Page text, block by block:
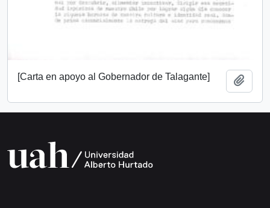
[Carta en apoyo al Gobernador de Talagante]